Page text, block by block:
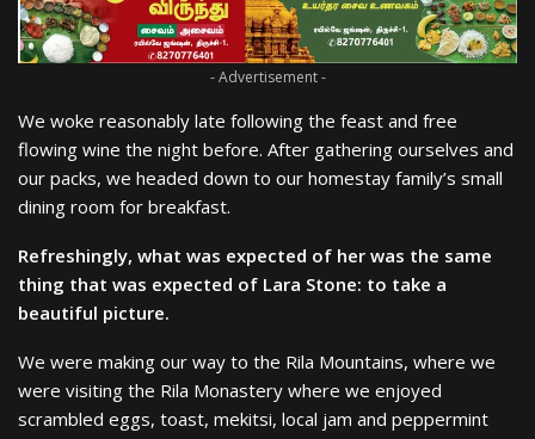
- Advertisement -
We woke reasonably late following the feast and free
flowing wine the night before. After gathering ourselves and
our packs, we headed down to our homestay family’s small
dining room for breakfast.
Refreshingly, what was expected of her was the same
thing that was expected of Lara Stone: to take a
beautiful picture.
We were making our way to the Rila Mountains, where we
were visiting the Rila Monastery where we enjoyed
scrambled eggs, toast, mekitsi, local jam and peppermint